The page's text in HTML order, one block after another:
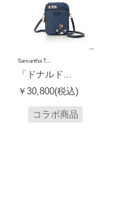
Samantha T...
「ドナルド...
￥30,800(税込)
コラボ商品